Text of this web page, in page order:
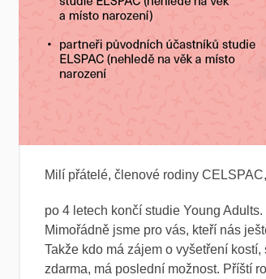
Milí přátelé, členové rodiny CELSPAC,
po 4 letech končí studie Young
Mimořádně jsme pro vás, kteří nás
Takže kdo má zájem o vyšetření
zdarma, má poslední možnost. Příští